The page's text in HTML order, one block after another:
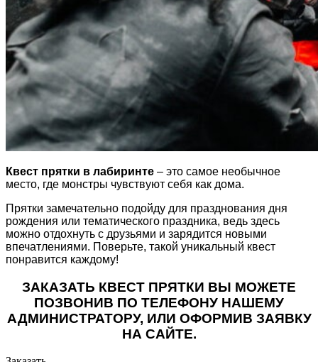
Квест прятки в лабиринте – это самое необычное
место, где монстры чувствуют себя как дома.
Прятки замечательно подойду для празднования дня
рождения или тематического праздника, ведь здесь
можно отдохнуть с друзьями и зарядится новыми
впечатлениями. Поверьте, такой уникальный квест
понравится каждому!
ЗАКАЗАТЬ КВЕСТ ПРЯТКИ ВЫ МОЖЕТЕ
ПОЗВОНИВ ПО ТЕЛЕФОНУ НАШЕМУ
АДМИНИСТРАТОРУ, ИЛИ ОФОРМИВ ЗАЯВКУ
НА САЙТЕ.